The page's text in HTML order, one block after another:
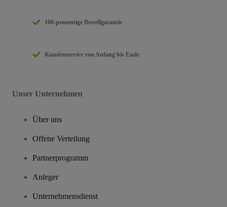
100-prozentige Bestellgarantie
Kundenservice von Anfang bis Ende
Unser Unternehmen
Über uns
Offene Verteilung
Partnerprogramm
Anleger
Unternehmensdienst